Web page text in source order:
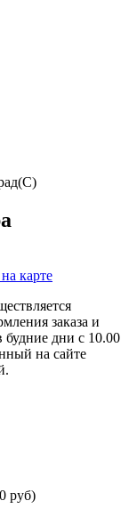
карте
заказа и
будние дни с 10.00
на сайте
руб)